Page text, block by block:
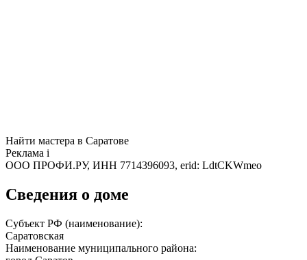
Найти мастера в Саратове
Реклама i
ООО ПРОФИ.РУ, ИНН 7714396093, erid: LdtCKWmeo
Сведения о доме
Субъект РФ (наименование):
Саратовская
Наименование муниципального района: